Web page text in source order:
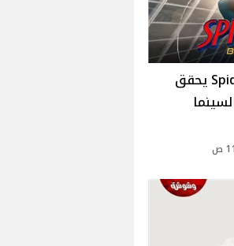
Spider-Man: Brand New Day يحقق